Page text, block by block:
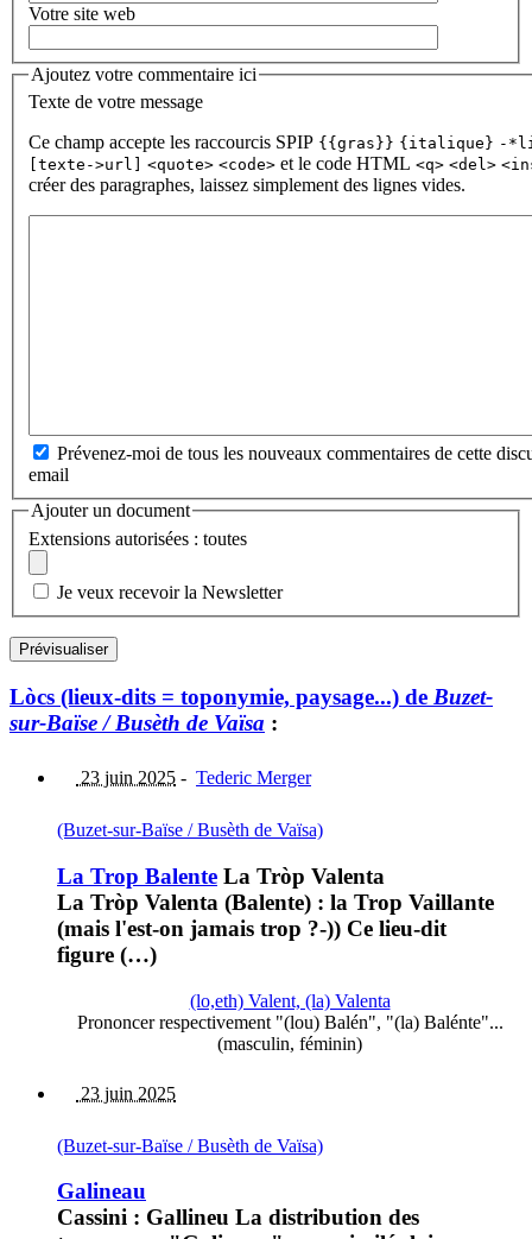
Votre site web
Ajoutez votre commentaire ici
Texte de votre message
Ce champ accepte les raccourcis SPIP {{gras}} {italique} -
[texte->url]
<quote> <code> et le code HTML <q> <del>
créer des paragraphes, laissez simplement des lignes vides.
Prévenez-moi de tous les nouveaux commentaires de cette
email
Ajouter un document
Extensions autorisées : toutes
Je veux recevoir la Newsletter
Lòcs (lieux-dits = toponymie, paysage...) de Buzet-
sur-Baïse / Busèth de Vaïsa :
23 juin 2025 - Tederic Merger
(Buzet-sur-Baïse / Busèth de Vaïsa)
La Trop Balente La Tròp Valenta
La Tròp Valenta (Balente) : la Trop Vaillante
(mais l'est-on jamais trop ?-)) Ce lieu-dit
figure (…)
(lo,eth) Valent, (la) Valenta
Prononcer respectivement "(lou) Balén", "(la) Balénte"...
(masculin, féminin)
23 juin 2025
(Buzet-sur-Baïse / Busèth de Vaïsa)
Galineau
Cassini : Gallineu La distribution des